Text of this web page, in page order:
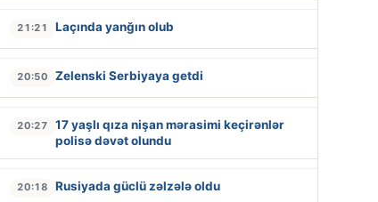
21:21 Laçında yanğın olub
20:50 Zelenski Serbiyaya getdi
20:27
17 yaşlı qıza nişan mərasimi keçirənlər
polisə dəvət olundu
20:18 Rusiyada güclü zəlzələ oldu